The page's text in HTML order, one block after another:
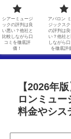
【2026年
ロンミュー
料金やシス
シアーミュージ
ックの評判は良
い悪い？他社と
比較しながら口
コミを徹底評
価！
アバロン
ジックス
の評判は
い？他社と
しながら口
を徹底評